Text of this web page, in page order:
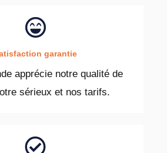
garantie
apprécie notre qualité de
sérieux et nos tarifs.